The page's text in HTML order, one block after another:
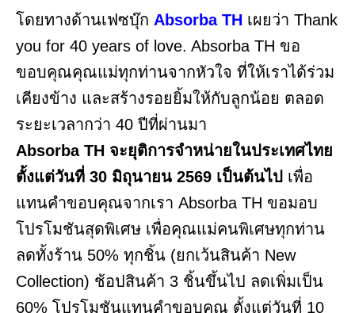
โดยทางด้านเฟซบุ๊ก Absorba TH เผยว่า Thank
you for 40 years of love. Absorba TH ขอ
ขอบคุณคุณแม่ทุกท่านจากหัวใจ ที่ให้เราได้ร่วม
เคียงข้าง และสร้างรอยยิ้มให้กับลูกน้อย ตลอด
ระยะเวลากว่า 40 ปีที่ผ่านมา
Absorba TH จะยุติการจำหน่ายในประเทศไทย
ตั้งแต่วันที่ 30 มิถุนายน 2569 เป็นต้นไป เพื่อ
แทนคำขอบคุณจากเรา Absorba TH ขอมอบ
โปรโมชันสุดพิเศษ เพื่อคุณแม่คนพิเศษทุกท่าน
ลดทั้งร้าน 50% ทุกชิ้น (ยกเว้นสินค้า New
Collection) ช้อปสินค้า 3 ชิ้นขึ้นไป ลดเพิ่มเป็น
60% โปรโมชันแทนคำขอบคุณ ตั้งแต่วันที่ 10